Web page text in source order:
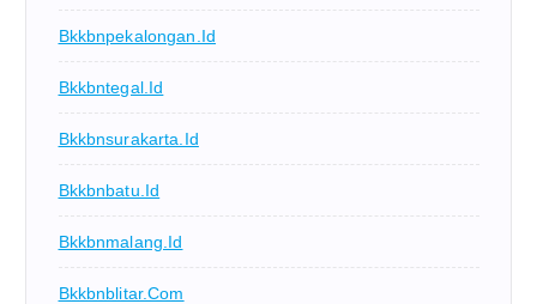
Bkkbnpekalongan.id
Bkkbntegal.id
Bkkbnsurakarta.id
Bkkbnbatu.id
Bkkbnmalang.id
Bkkbnblitar.com